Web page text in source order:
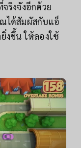
ริงจังอีกด้วย
ได้สัมผัสกับแอ็
งขึ้น ให้ลองใช้